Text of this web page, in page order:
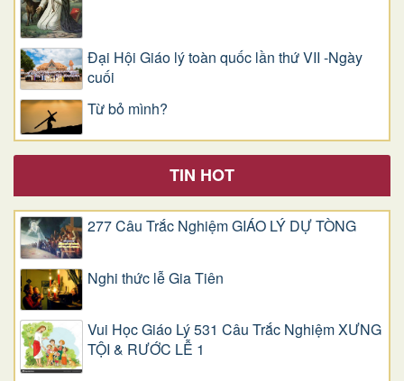
Đại Hội Giáo lý toàn quốc lần thứ VII -Ngày
cuối
Từ bỏ mình?
TIN HOT
277 Câu Trắc Nghiệm GIÁO LÝ DỰ TÒNG
Nghi thức lễ Gia Tiên
Vui Học Giáo Lý 531 Câu Trắc Nghiệm XƯNG
TỘI & RƯỚC LỄ 1